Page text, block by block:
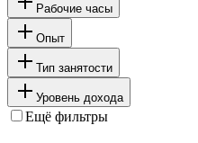
Рабочие часы
Опыт
Тип занятости
Уровень дохода
Ещё фильтры